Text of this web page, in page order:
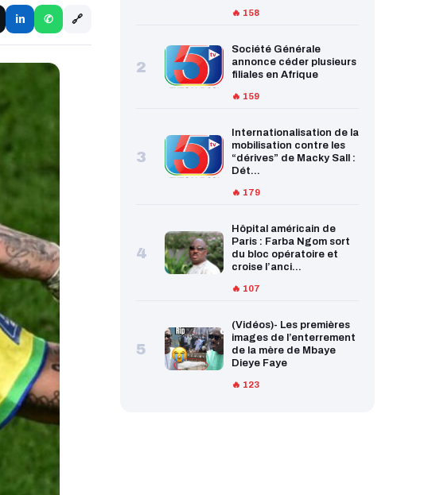
in ✆ 🔗 🔥 158
2
Société Générale
annonce céder plusieurs
filiales en Afrique
🔥 159
3
Internationalisation de la
mobilisation contre les
“dérives” de Macky Sall :
Dét...
🔥 179
4
Hôpital américain de
Paris : Farba Ngom sort
du bloc opératoire et
croise l’anci...
🔥 107
5
(Vidéos)- Les premières
images de l’enterrement
de la mère de Mbaye
Dieye Faye
🔥 123